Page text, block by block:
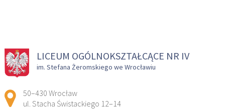
LICEUM OGÓLNOKSZTAŁCĄCE NR IV
im. Stefana Żeromskiego we Wrocławiu
Adres pocztowy:
50–430 Wrocław
ul. Stacha Świstackiego 12–14